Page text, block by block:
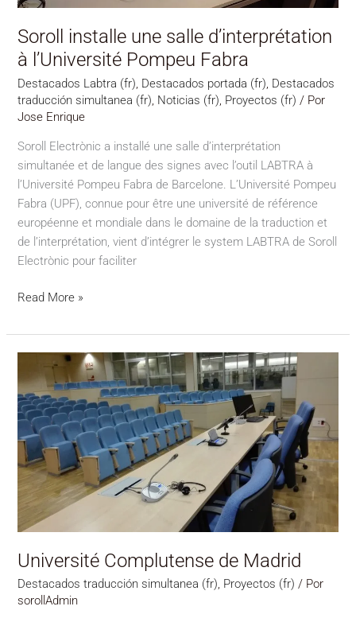
Soroll installe une salle d’interprétation
à l’Université Pompeu Fabra
Destacados Labtra (fr), Destacados portada (fr), Destacados
traducción simultanea (fr), Noticias (fr), Proyectos (fr) / Por
Jose Enrique
Soroll Electrònic a installé une salle d’interprétation
simultanée et de langue des signes avec l’outil LABTRA à
l’Université Pompeu Fabra de Barcelone. L’Université Pompeu
Fabra (UPF), connue pour être une université de référence
européenne et mondiale dans le domaine de la traduction et
de l’interprétation, vient d’intégrer le system LABTRA de Soroll
Electrònic pour faciliter
Read More »
Université Complutense de Madrid
Destacados traducción simultanea (fr), Proyectos (fr) / Por
sorollAdmin
Université
Complutense
de
Madrid